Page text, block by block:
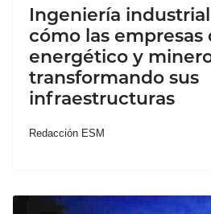
Ingeniería
cómo las empresas
energético y
transformando sus
infraestructuras
Redacción ESM